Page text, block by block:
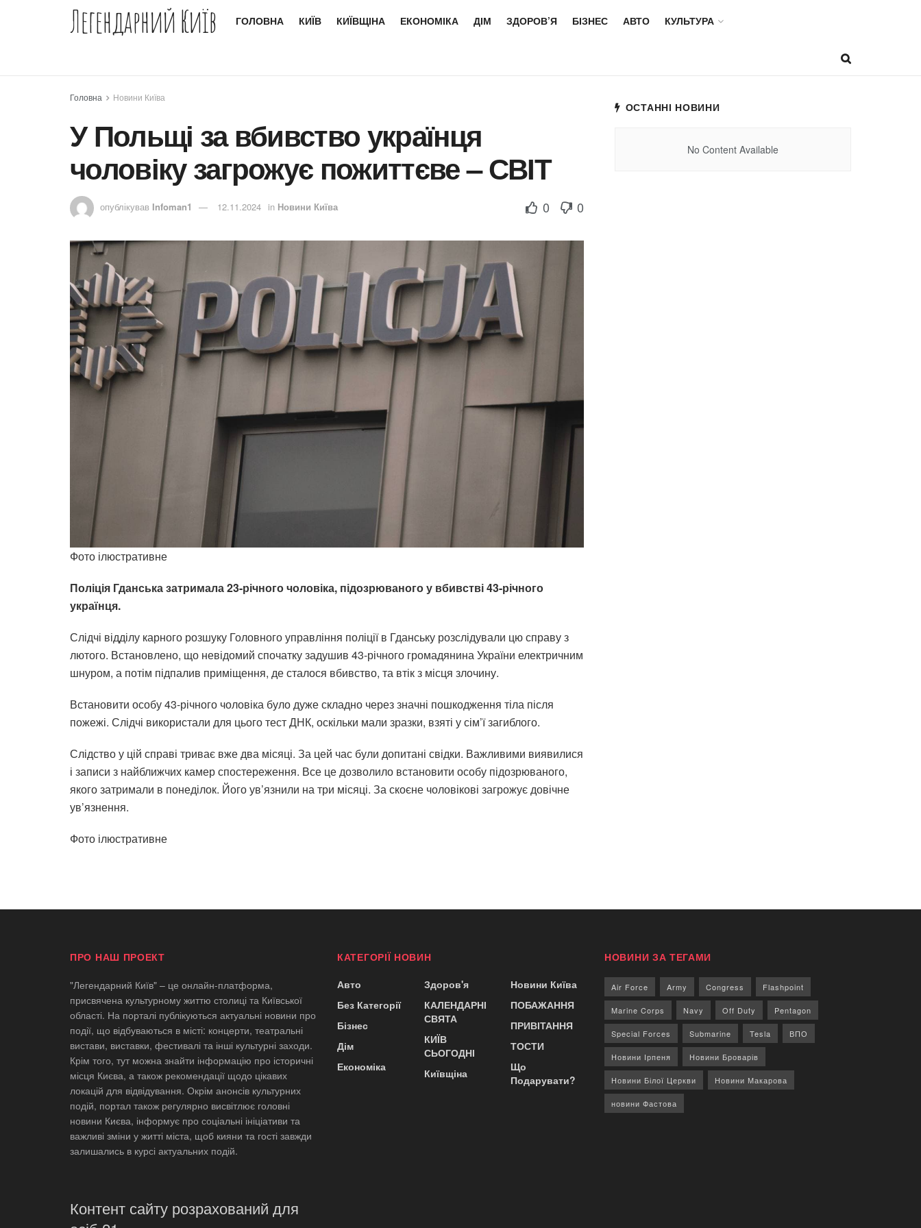
Легендарний Київ ГОЛОВНА КИЇВ КИЇВЩІНА ЕКОНОМІКА ДІМ ЗДОРОВ’Я БІЗНЕС АВТО КУЛЬТУРА
Головна Новини Київа
У Польщі за вбивство українця
чоловіку загрожує пожиттєве – СВІТ
опублікував Infoman1 12.11.2024 in Новини Київа 0 0
Фото ілюстративне
Поліція Гданська затримала 23-річного чоловіка, підозрюваного у вбивстві 43-річного
українця.
Слідчі відділу карного розшуку Головного управління поліції в Гданську розслідували цю справу з
лютого. Встановлено, що невідомий спочатку задушив 43-річного громадянина України електричним
шнуром, а потім підпалив приміщення, де сталося вбивство, та втік з місця злочину.
Встановити особу 43-річного чоловіка було дуже складно через значні пошкодження тіла після
пожежі. Слідчі використали для цього тест ДНК, оскільки мали зразки, взяті у сім’ї загиблого.
Слідство у цій справі триває вже два місяці. За цей час були допитані свідки. Важливими виявилися
і записи з найближчих камер спостереження. Все це дозволило встановити особу підозрюваного,
якого затримали в понеділок. Його ув’язнили на три місяці. За скоєне чоловікові загрожує довічне
ув’язнення.
Фото ілюстративне
ОСТАННІ НОВИНИ
No Content Available
ПРО НАШ ПРОЕКТ
"Легендарний Київ" – це онлайн-платформа,
присвячена культурному життю столиці та Київської
області. На порталі публікуються актуальні новини про
події, що відбуваються в місті: концерти, театральні
вистави, виставки, фестивалі та інші культурні заходи.
Крім того, тут можна знайти інформацію про історичні
місця Києва, а також рекомендації щодо цікавих
локацій для відвідування. Окрім анонсів культурних
подій, портал також регулярно висвітлює головні
новини Києва, інформує про соціальні ініціативи та
важливі зміни у житті міста, щоб кияни та гості завжди
залишались в курсі актуальних подій.
Контент сайту розрахований для
КАТЕГОРІЇ НОВИН
Авто
Без Категорії
Бізнес
Дім
Економіка
Здоров'я
КАЛЕНДАРНІ
СВЯТА
КИЇВ
СЬОГОДНІ
Київщіна
Новини Київа
ПОБАЖАННЯ
ПРИВІТАННЯ
ТОСТИ
Що
Подарувати?
НОВИНИ ЗА ТЕГАМИ
Air Force Army Congress Flashpoint
Marine Corps Navy Off Duty Pentagon
Special Forces Submarine Tesla ВПО
Новини Ірпеня Новини Броварів
Новини Білої Церкви Новини Макарова
новини Фастова